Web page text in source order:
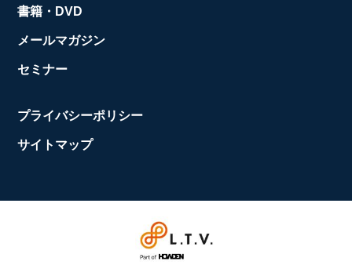
書籍・DVD
メールマガジン
セミナー
プライバシーポリシー
サイトマップ